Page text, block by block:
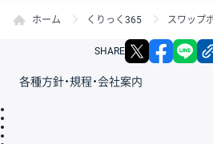
ホーム くりっく365 スワップ
SHARE X
各種方針・規程・会社案内